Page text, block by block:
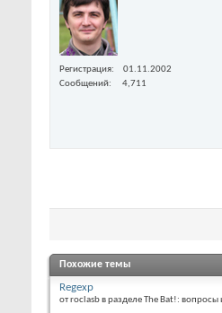
Регистрация
01.11.2002
Сообщений
4,711
Похожие темы
Regexp
от roclasb в разделе The Bat!: вопросы